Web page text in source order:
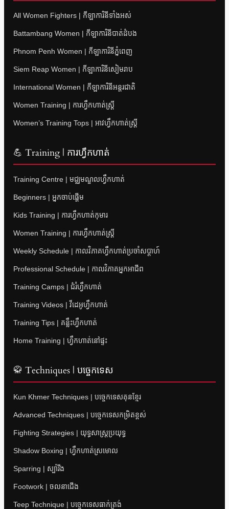
All Women Fighters | កីឡាការិនីទាំងអស់
Battambang Women | កីឡាការិនីបាត់ដំបង
Phnom Penh Women | កីឡាការិនីភ្នំពេញ
Siem Reap Women | កីឡាការិនីសៀមរាប
International Women | កីឡាការិនីអន្តរជាតិ
Women Training | ការហ្វឹកហាត់ស្ត្រី
Women’s Training Tops | អាវហ្វឹកហាត់ស្ត្រី
💪 Training | ការហ្វឹកហាត់
Training Centre | មជ្ឈមណ្ឌលហ្វឹកហាត់
Beginners | អ្នកចាប់ផ្តើម
Kids Training | ការហ្វឹកហាត់កុមារ
Women Training | ការហ្វឹកហាត់ស្ត្រី
Weekly Schedule | កាលវិភាគហ្វឹកហាត់ប្រចាំសប្តាហ៍
Professional Schedule | កាលវិភាគអ្នកអាជីព
Training Camps | ជំរំហ្វឹកហាត់
Training Videos | វីដេអូហ្វឹកហាត់
Training Tips | គន្លឹះហ្វឹកហាត់
Home Training | ហ្វឹកហាត់នៅផ្ទះ
🥋 Techniques | បច្ចេកទេស
Kun Khmer Techniques | បច្ចេកទេសគុនខ្មែរ
Advanced Techniques | បច្ចេកទេសកម្រិតខ្ពស់
Fighting Strategies | យុទ្ធសាស្ត្រប្រយុទ្ធ
Shadow Boxing | ហ្វឹកហាត់ស្រមោល
Sparring | ស្ប៉ារីង
Footwork | ចលនាជើង
Teep Technique | បច្ចេកទេសធាក់ត្រង់